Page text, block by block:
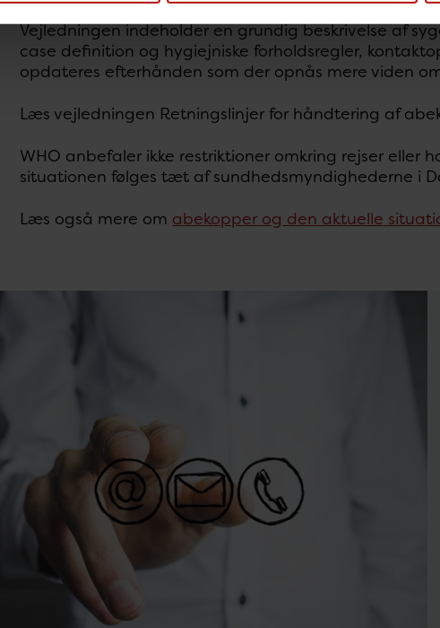
Vejledningen indeholder en grundig beskrivelse af
case definition og hygiejniske forholdsregler,
opdateres efterhånden som der opnås mere viden
Læs vejledningen Retningslinjer for håndtering af
WHO anbefaler ikke restriktioner omkring rejser
situationen følges tæt af sundhedsmyndighederne i
Læs også mere om abekopper og den aktuelle